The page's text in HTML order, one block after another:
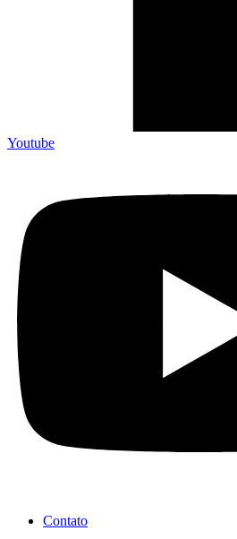
Youtube
Contato